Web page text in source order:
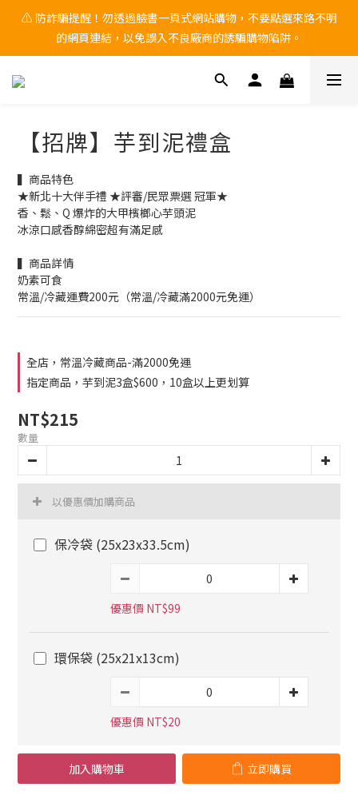
🚨 中秋檔期 9/1~9/25 黑貓物流 「無法保證到貨日配達」 ，有送
禮需求，請務必自行提前到貨日。
⚠ 防詐騙提醒！勿透過臉書一頁式網站購物，不要點選來路不明
的網頁連結，以免誤入不良廠商的誘騙購物陷阱。
禮需求，請務必自行提前到貨日。
【招牌】芋到泥禮盒
▍商品特色
★新北十大伴手禮 ★評審/民眾票選 冠軍★
香、鬆、Q 爆炸的大甲檳榔心芋頭泥
冰涼口感香醇綿密超有滿足感
▍商品詳情
奶素可食
常溫/冷藏運費200元（常溫/冷藏滿2000元免運）
全店，常溫冷藏商品-滿2000免運
指定商品，芋到泥3盒$600，10盒以上更划算
NT$215
數量
以優惠價加購商品
保冷袋 (25x23x33.5cm)
優惠價 NT$99
環保袋 (25x21x13cm)
優惠價 NT$20
加入購物車 立即購買